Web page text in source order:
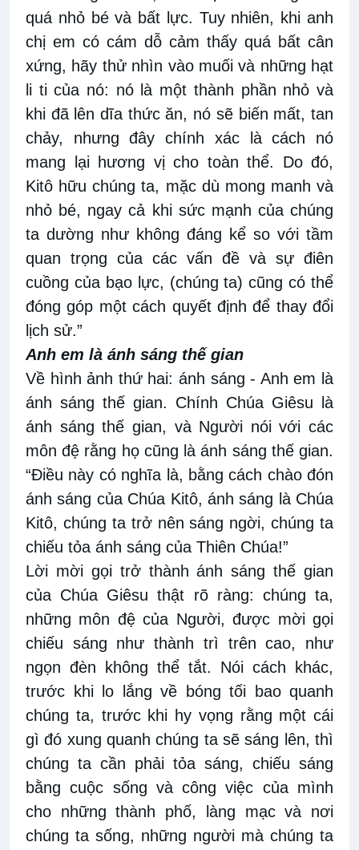
quá nhỏ bé và bất lực. Tuy nhiên, khi anh
chị em có cám dỗ cảm thấy quá bất cân
xứng, hãy thử nhìn vào muối và những hạt
li ti của nó: nó là một thành phần nhỏ và
khi đã lên dĩa thức ăn, nó sẽ biến mất, tan
chảy, nhưng đây chính xác là cách nó
mang lại hương vị cho toàn thể. Do đó,
Kitô hữu chúng ta, mặc dù mong manh và
nhỏ bé, ngay cả khi sức mạnh của chúng
ta dường như không đáng kể so với tầm
quan trọng của các vấn đề và sự điên
cuồng của bạo lực, (chúng ta) cũng có thể
đóng góp một cách quyết định để thay đổi
lịch sử.”
Anh em là ánh sáng thế gian
Về hình ảnh thứ hai: ánh sáng - Anh em là
ánh sáng thế gian. Chính Chúa Giêsu là
ánh sáng thế gian, và Người nói với các
môn đệ rằng họ cũng là ánh sáng thế gian.
“Điều này có nghĩa là, bằng cách chào đón
ánh sáng của Chúa Kitô, ánh sáng là Chúa
Kitô, chúng ta trở nên sáng ngời, chúng ta
chiếu tỏa ánh sáng của Thiên Chúa!”
Lời mời gọi trở thành ánh sáng thế gian
của Chúa Giêsu thật rõ ràng: chúng ta,
những môn đệ của Người, được mời gọi
chiếu sáng như thành trì trên cao, như
ngọn đèn không thể tắt. Nói cách khác,
trước khi lo lắng về bóng tối bao quanh
chúng ta, trước khi hy vọng rằng một cái
gì đó xung quanh chúng ta sẽ sáng lên, thì
chúng ta cần phải tỏa sáng, chiếu sáng
bằng cuộc sống và công việc của mình
cho những thành phố, làng mạc và nơi
chúng ta sống, những người mà chúng ta